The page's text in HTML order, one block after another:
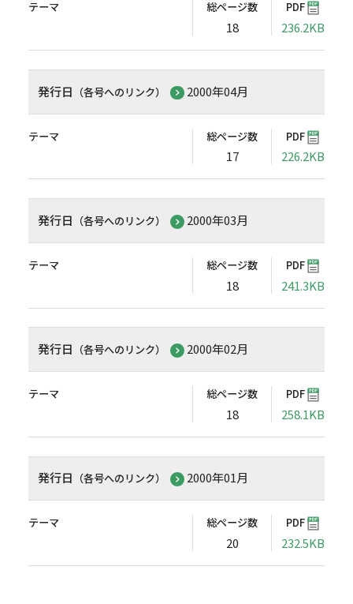
テーマ 総ページ数
18
PDF
236.2KB
発行日 （各号へのリンク） 2000年04月
テーマ 総ページ数
17
PDF
226.2KB
発行日 （各号へのリンク） 2000年03月
テーマ 総ページ数
18
PDF
241.3KB
発行日 （各号へのリンク） 2000年02月
テーマ 総ページ数
18
PDF
258.1KB
発行日 （各号へのリンク） 2000年01月
テーマ 総ページ数
20
PDF
232.5KB